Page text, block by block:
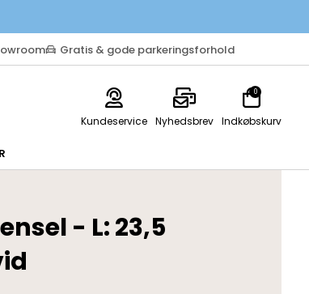
Gratis & gode parkeringsforhold
Kundeservice Nyhedsbrev Indkøbskurv
0
- L: 23,5